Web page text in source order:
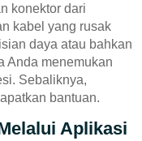
konektor dari
kabel yang rusak
daya atau bahkan
Anda menemukan
Sebaliknya,
bantuan.
Aplikasi